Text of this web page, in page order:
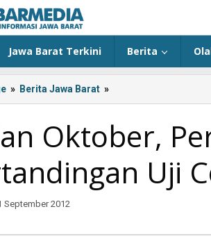
Jawa Barat Terkini Berita
» Berita Jawa Barat »
-:IN-
>Bulan
Oktober,
Jalani
Pertandingan
-:-
Oktober,
Uji
September 2012